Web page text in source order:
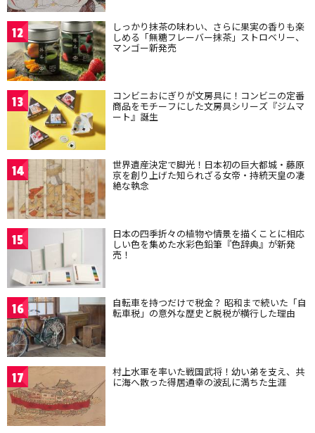
12 しっかり抹茶の味わい、さらに果実の香りも楽
しめる「無糖フレーバー抹茶」ストロベリー、
マンゴー新発売
13 コンビニおにぎりが文房具に！コンビニの定番
商品をモチーフにした文房具シリーズ『ジムマ
ート』誕生
14 世界遺産決定で脚光！日本初の巨大都城・藤原
京を創り上げた知られざる女帝・持統天皇の凄
絶な執念
15 日本の四季折々の植物や情景を描くことに相応
しい色を集めた水彩色鉛筆『色辞典』が新発
売！
16 自転車を持つだけで税金？ 昭和まで続いた「自
転車税」の意外な歴史と脱税が横行した理由
17 村上水軍を率いた戦国武将！幼い弟を支え、共
に海へ散った得居通幸の波乱に満ちた生涯